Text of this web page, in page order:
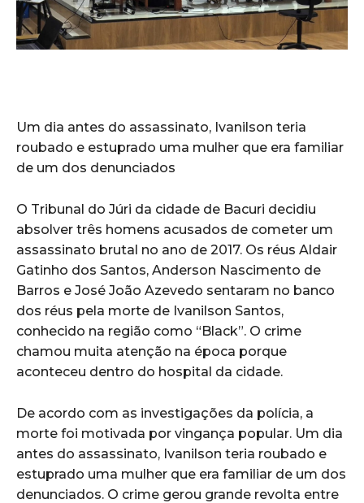
Um dia antes do assassinato, Ivanilson teria
roubado e estuprado uma mulher que era familiar
de um dos denunciados
O Tribunal do Júri da cidade de Bacuri decidiu
absolver três homens acusados de cometer um
assassinato brutal no ano de 2017. Os réus Aldair
Gatinho dos Santos, Anderson Nascimento de
Barros e José João Azevedo sentaram no banco
dos réus pela morte de Ivanilson Santos,
conhecido na região como “Black”. O crime
chamou muita atenção na época porque
aconteceu dentro do hospital da cidade.
De acordo com as investigações da polícia, a
morte foi motivada por vingança popular. Um dia
antes do assassinato, Ivanilson teria roubado e
estuprado uma mulher que era familiar de um dos
denunciados. O crime gerou grande revolta entre